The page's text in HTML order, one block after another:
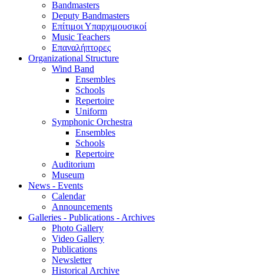
Bandmasters
Deputy Bandmasters
Επίτιμοι Υπαρχιμουσικοί
Music Teachers
Επαναλήπτορες
Organizational Structure
Wind Band
Ensembles
Schools
Repertoire
Uniform
Symphonic Orchestra
Ensembles
Schools
Repertoire
Auditorium
Museum
News - Events
Calendar
Announcements
Galleries - Publications - Archives
Photo Gallery
Video Gallery
Publications
Newsletter
Historical Archive